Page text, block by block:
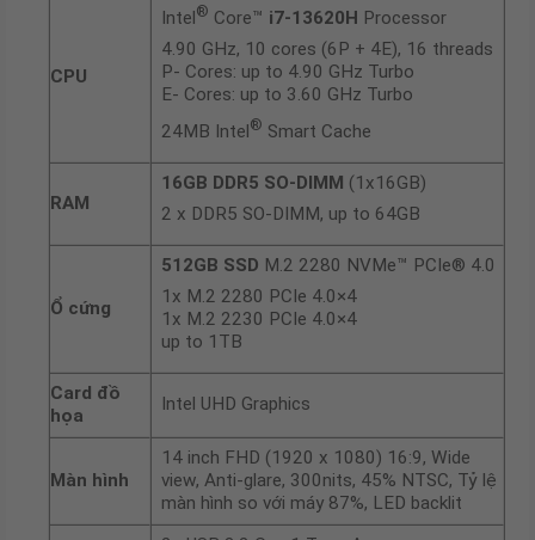
CPU
Intel® Core™ i7-13620H Processor
4.90 GHz, 10 cores (6P + 4E), 16 threads
P- Cores: up to 4.90 GHz Turbo
E- Cores: up to 3.60 GHz Turbo
24MB Intel® Smart Cache
RAM
16GB DDR5 SO-DIMM (1x16GB)
2 x DDR5 SO-DIMM, up to 64GB
Ổ cứng
512GB SSD M.2 2280 NVMe™ PCIe® 4.0
1x M.2 2280 PCIe 4.0×4
1x M.2 2230 PCIe 4.0×4
up to 1TB
Card đồ
họa
Intel UHD Graphics
Màn hình
14 inch FHD (1920 x 1080) 16:9, Wide
view, Anti-glare, 300nits, 45% NTSC, Tỷ lệ
màn hình so với máy 87%, LED backlit